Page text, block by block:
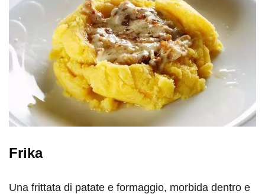
Frika
Una frittata di patate e formaggio, morbida dentro e